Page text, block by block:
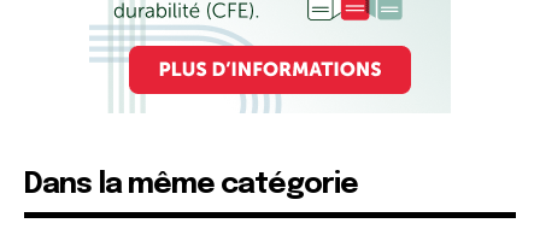
Dans la même catégorie